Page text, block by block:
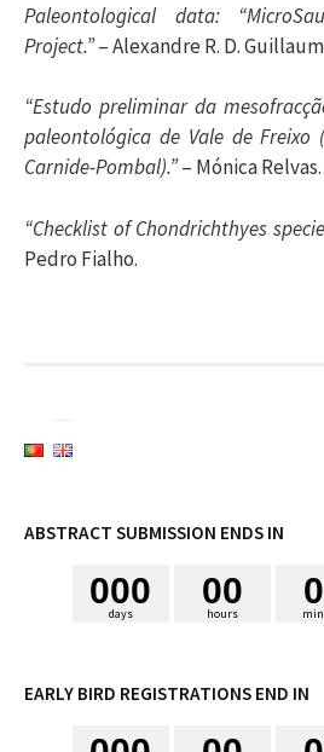
Paleontological data:
Project.”– Alexandre R. D.
“Estudo preliminar da
paleontológica de Vale de Freixo
Carnide-Pombal).”– Mónica Relvas.
“Checklist of Chondrichthyes
Pedro Fialho.
ABSTRACT SUBMISSION ENDS IN
days
000
hours
00 0
EARLY BIRD REGISTRATIONS END IN